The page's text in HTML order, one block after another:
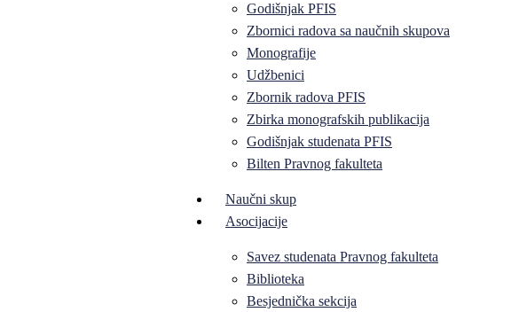
Godišnjak PFIS
Zbornici radova sa naučnih skupova
Monografije
Udžbenici
Zbornik radova PFIS
Zbirka monografskih publikacija
Godišnjak studenata PFIS
Bilten Pravnog fakulteta
Naučni skup
Asocijacije
Savez studenata Pravnog fakulteta
Biblioteka
Besjednička sekcija